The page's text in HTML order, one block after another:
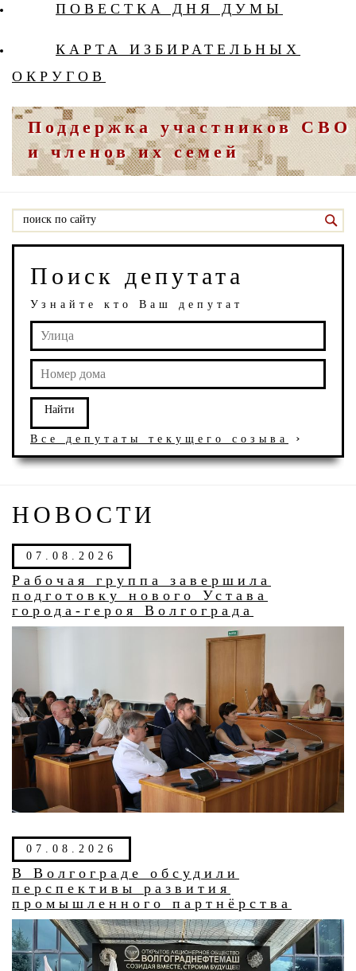
ПОВЕСТКА ДНЯ ДУМЫ
КАРТА ИЗБИРАТЕЛЬНЫХ
ОКРУГОВ
Поддержка участников СВО
и членов их семей
Поиск депутата
Узнайте кто Ваш депутат
Все депутаты текущего созыва ›
НОВОСТИ
07.08.2026
Рабочая группа завершила
подготовку нового Устава
города-героя Волгограда
07.08.2026
В Волгограде обсудили
перспективы развития
промышленного партнёрства